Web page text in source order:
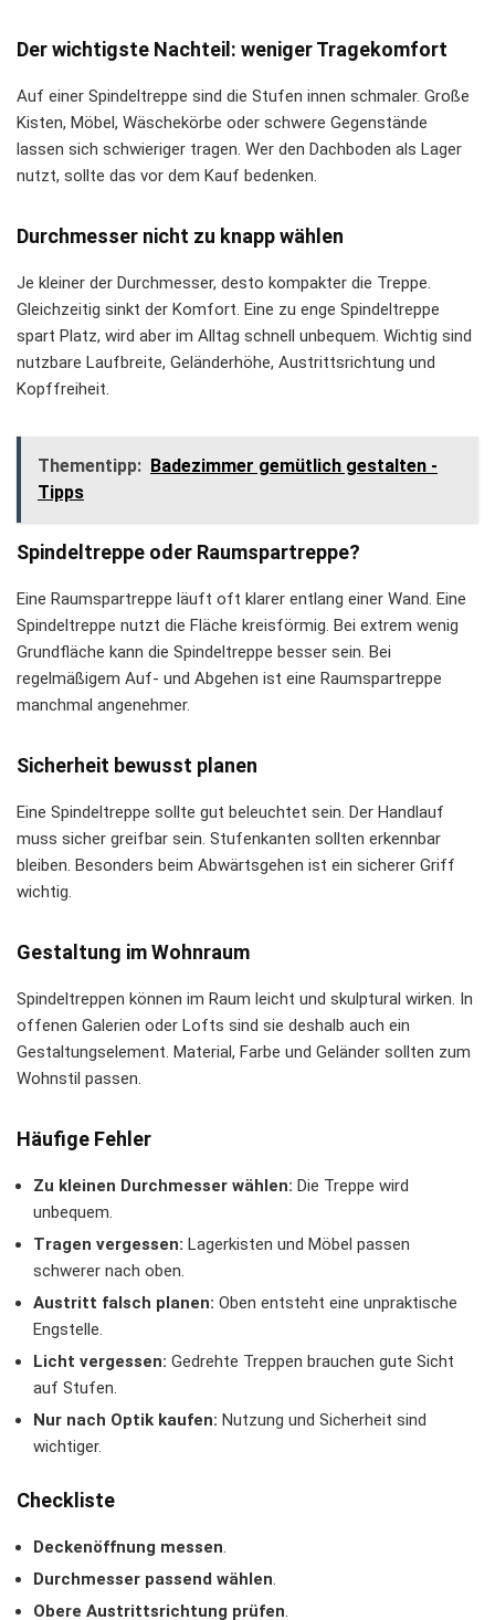
Der wichtigste Nachteil: weniger Tragekomfort
Auf einer Spindeltreppe sind die Stufen innen schmaler. Große
Kisten, Möbel, Wäschekörbe oder schwere Gegenstände
lassen sich schwieriger tragen. Wer den Dachboden als Lager
nutzt, sollte das vor dem Kauf bedenken.
Durchmesser nicht zu knapp wählen
Je kleiner der Durchmesser, desto kompakter die Treppe.
Gleichzeitig sinkt der Komfort. Eine zu enge Spindeltreppe
spart Platz, wird aber im Alltag schnell unbequem. Wichtig sind
nutzbare Laufbreite, Geländerhöhe, Austrittsrichtung und
Kopffreiheit.
Thementipp: Badezimmer gemütlich gestalten -
Tipps
Spindeltreppe oder Raumspartreppe?
Eine Raumspartreppe läuft oft klarer entlang einer Wand. Eine
Spindeltreppe nutzt die Fläche kreisförmig. Bei extrem wenig
Grundfläche kann die Spindeltreppe besser sein. Bei
regelmäßigem Auf- und Abgehen ist eine Raumspartreppe
manchmal angenehmer.
Sicherheit bewusst planen
Eine Spindeltreppe sollte gut beleuchtet sein. Der Handlauf
muss sicher greifbar sein. Stufenkanten sollten erkennbar
bleiben. Besonders beim Abwärtsgehen ist ein sicherer Griff
wichtig.
Gestaltung im Wohnraum
Spindeltreppen können im Raum leicht und skulptural wirken. In
offenen Galerien oder Lofts sind sie deshalb auch ein
Gestaltungselement. Material, Farbe und Geländer sollten zum
Wohnstil passen.
Häufige Fehler
Zu kleinen Durchmesser wählen: Die Treppe wird
unbequem.
Tragen vergessen: Lagerkisten und Möbel passen
schwerer nach oben.
Austritt falsch planen: Oben entsteht eine unpraktische
Engstelle.
Licht vergessen: Gedrehte Treppen brauchen gute Sicht
auf Stufen.
Nur nach Optik kaufen: Nutzung und Sicherheit sind
wichtiger.
Checkliste
Deckenöffnung messen.
Durchmesser passend wählen.
Obere Austrittsrichtung prüfen.